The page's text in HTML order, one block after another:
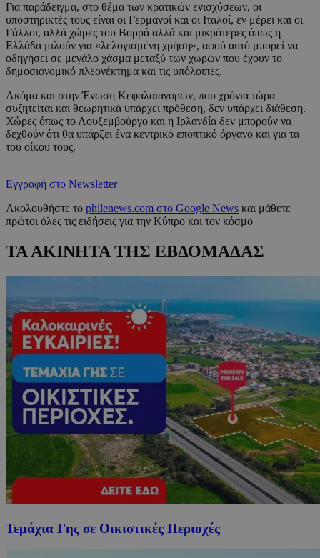
Για παράδειγμα, στο θέμα των κρατικών ενισχύσεων, οι
υποστηρικτές τους είναι οι Γερμανοί και οι Ιταλοί, εν μέρει και οι
Γάλλοι, αλλά χώρες του Βορρά αλλά και μικρότερες όπως η
Ελλάδα μιλούν για «λελογισμένη χρήση», αφού αυτό μπορεί να
οδηγήσει σε μεγάλο χάσμα μεταξύ των χωρών που έχουν το
δημοσιονομικό πλεονέκτημα και τις υπόλοιπες.
Ακόμα και στην Ένωση Κεφαλαιαγορών, που χρόνια τώρα
συζητείται και θεωρητικά υπάρχει πρόθεση, δεν υπάρχει διάθεση.
Χώρες όπως το Λουξεμβούργο και η Ιρλανδία δεν μπορούν να
δεχθούν ότι θα υπάρξει ένα κεντρικό εποπτικό όργανο και για τα
του οίκου τους.
Εγγραφή στο Newsletter
Ακολουθήστε το philenews.com στο Google News και μάθετε
πρώτοι όλες τις ειδήσεις για την Κύπρο και τον κόσμο
ΤΑ ΑΚΙΝΗΤΑ ΤΗΣ ΕΒΔΟΜΑΔΑΣ
Τεμάχια Γης σε Οικιστικές Περιοχές